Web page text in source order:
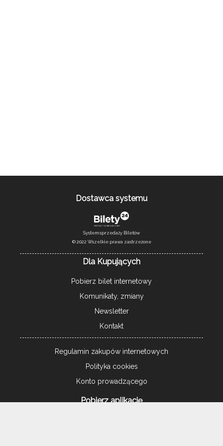
Dostawca systemu
System sprzedaży Biletów
© 2022 Wszelkie prawa zastrzeżone
Dla Kupujących
Pobierz bilet internetowy
Komunikaty, zmiany
Newsletter
Kontakt
Regulamin zakupów internetowych
Polityka cookies
Konto prowadzącego
Pobierz aplikację